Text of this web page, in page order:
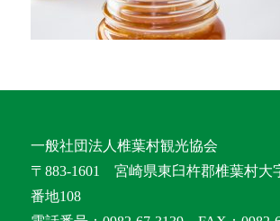
一般社団法人椎葉村観光協会
〒883-1601 宮崎県東臼杵郡椎葉村大
番地108